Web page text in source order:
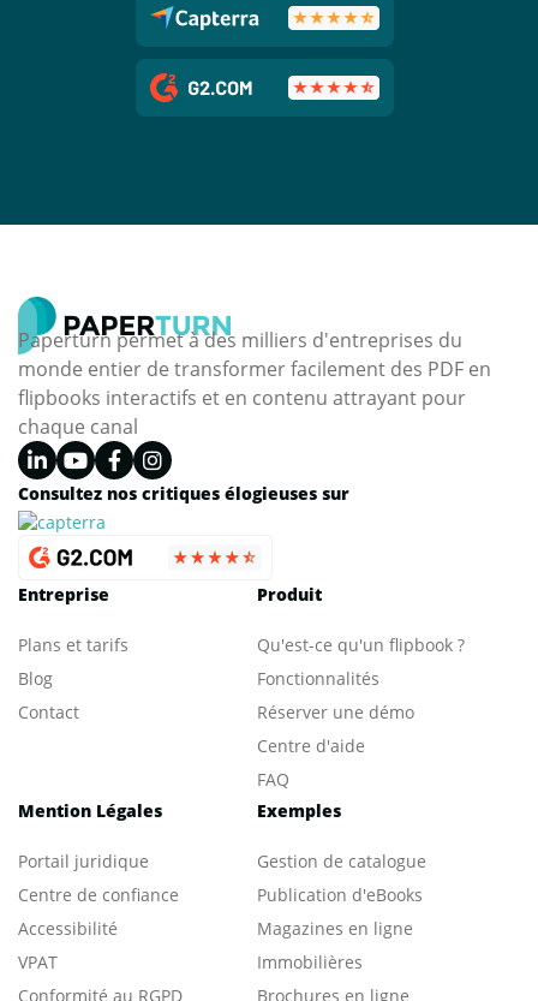
Paperturn permet à des milliers d'entreprises du
monde entier de transformer facilement des PDF en
flipbooks interactifs et en contenu attrayant pour
chaque canal
Consultez nos critiques élogieuses sur
Entreprise
Plans et tarifs
Blog
Contact
Produit
Qu'est-ce qu'un flipbook ?
Fonctionnalités
Réserver une démo
Centre d'aide
FAQ
Mention Légales
Portail juridique
Centre de confiance
Accessibilité
VPAT
Conformité au RGPD
Exemples
Gestion de catalogue
Publication d'eBooks
Magazines en ligne
Immobilières
Brochures en ligne